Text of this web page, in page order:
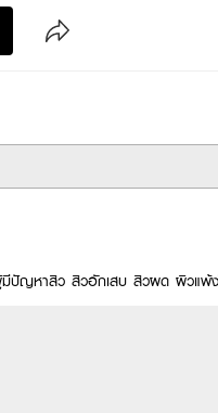
มีปัญหาสิว สิวอักเสบ สิวผด ผิวแพ้